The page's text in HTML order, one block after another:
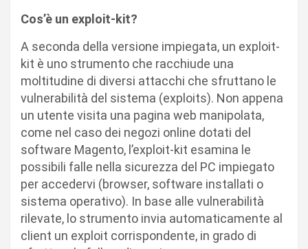
Cos’è un exploit-kit?
A seconda della versione impiegata, un exploit-
kit è uno strumento che racchiude una
moltitudine di diversi attacchi che sfruttano le
vulnerabilità del sistema (exploits). Non appena
un utente visita una pagina web manipolata,
come nel caso dei negozi online dotati del
software Magento, l’exploit-kit esamina le
possibili falle nella sicurezza del PC impiegato
per accedervi (browser, software installati o
sistema operativo). In base alle vulnerabilità
rilevate, lo strumento invia automaticamente al
client un exploit corrispondente, in grado di